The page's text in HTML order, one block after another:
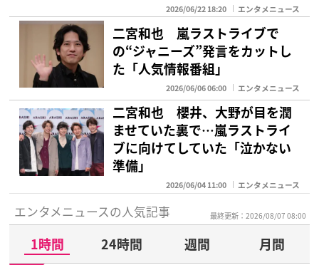
2026/06/22 18:20 エンタメニュース
二宮和也 嵐ラストライブで
の“ジャニーズ”発言をカットし
た「人気情報番組」
2026/06/06 06:00 エンタメニュース
二宮和也 櫻井、大野が目を潤
ませていた裏で…嵐ラストライ
ブに向けてしていた「泣かない
準備」
2026/06/04 11:00 エンタメニュース
エンタメニュースの人気記事 最終更新：2026/08/07 08:00
1時間 24時間 週間
月間